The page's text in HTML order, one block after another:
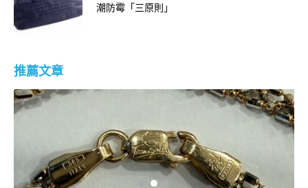
潮防霉「三原則」
推薦文章